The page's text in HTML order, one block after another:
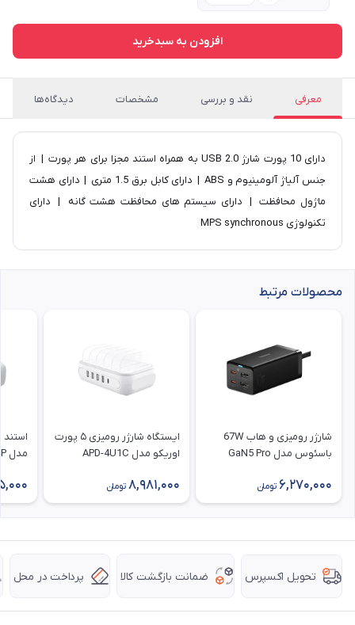
افزودن به سبدخرید
معرفی نقد و بررسی مشخصات دیدگاه‌ها
دارای 10 پورت شارژ 2.0 USB به همراه استند مجزا برای هر پورت | از
جنس آلیاژ آلومینیوم و ABS | دارای کابل برق 1.5 متری | دارای هشت
ماژول محافظت | دارای سیستم های محافظت هشت گانه | دارای
تکنولوژی MPS synchronous
محصولات مرتبط
شارژر رومیزی و هاب 67W
باسئوس مدل GaN5 Pro
6,270,000 تومان
ایستگاه شارژر رومیزی ۵ پورت
اوریکو مدل APD-4U1C
8,981,000 تومان
مدل DUK-4P
تحویل اکسپرس ضمانت بازگشت کالا پرداخت در محل